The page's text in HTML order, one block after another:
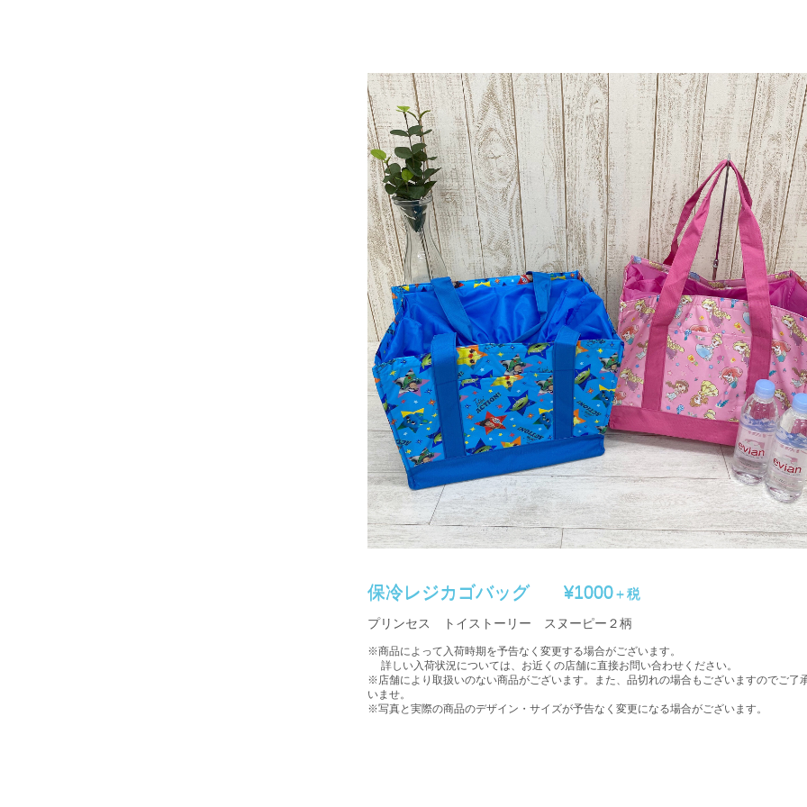
保冷レジカゴバッグ ¥1000＋税
プリンセス トイストーリー スヌーピー２柄
※商品によって入荷時期を予告なく変更する場合がございます。
詳しい入荷状況については、お近くの店舗に直接お問い合わせください。
※店舗により取扱いのない商品がございます。また、品切れの場合もございますのでご了
いませ。
※写真と実際の商品のデザイン・サイズが予告なく変更になる場合がございます。